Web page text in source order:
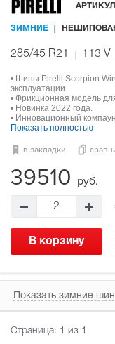
ЗИМНИЕ
285/45 R21 113 V
• Шины Pirelli Scorpion
эксплуатации.
• Фрикционная модель
• Новинка 2022 года.
• Инновационный
Показать полностью
в закладки
39510 руб.
2
В корзину
Показать зимние
Страница: 1 из 1